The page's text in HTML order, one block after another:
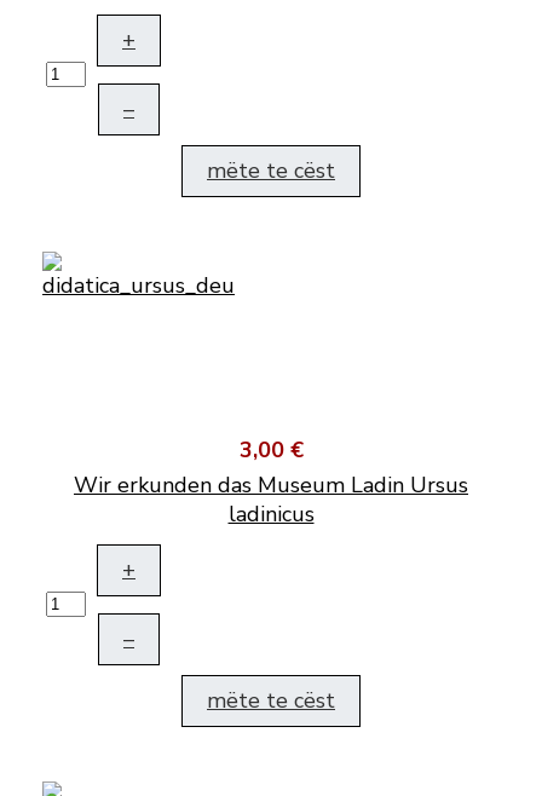
+
–
mëte te cëst
3,00 €
Wir erkunden das Museum Ladin Ursus
ladinicus
+
–
mëte te cëst